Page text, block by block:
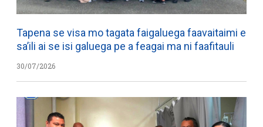
Tapena se visa mo tagata faigaluega faavaitaimi e
sa’ili ai se isi galuega pe a feagai ma ni faafitauli
30/07/2026